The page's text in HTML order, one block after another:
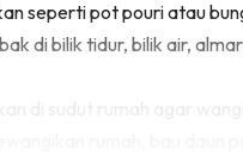
seperti pot pouri atau
di bilik tidur, bilik air,